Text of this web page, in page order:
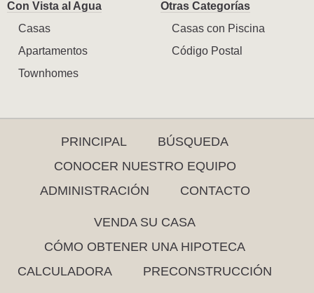
Con Vista al Agua
Casas
Apartamentos
Townhomes
Otras Categorías
Casas con Piscina
Código Postal
PRINCIPAL
BÚSQUEDA
CONOCER NUESTRO EQUIPO
ADMINISTRACIÓN
CONTACTO
VENDA SU CASA
CÓMO OBTENER UNA HIPOTECA
CALCULADORA
PRECONSTRUCCIÓN